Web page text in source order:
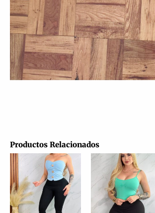
Productos Relacionados